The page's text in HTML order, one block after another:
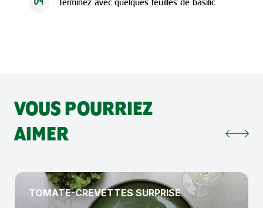
VOUS POURRIEZ
AIMER
TOMATE-CREVETTES SURPRISE